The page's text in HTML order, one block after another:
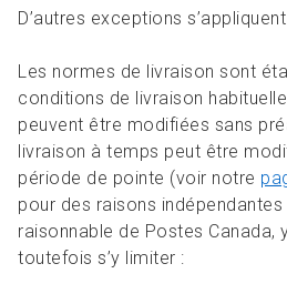
D’autres exceptions
Les normes de livraison sont
conditions de livraison
peuvent être modifiées sans
livraison à temps peut être
période de pointe (voir notre
pour des raisons
raisonnable de Postes Canada,
toutefois s’y limiter :